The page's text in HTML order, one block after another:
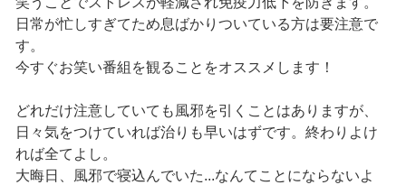
日常が忙しすぎてため息ばかりついている方は要注意で
す。
今すぐお笑い番組を観ることをオススメします！
どれだけ注意していても風邪を引くことはありますが、
日々気をつけていれば治りも早いはずです。終わりよけ
れば全てよし。
大晦日、風邪で寝込んでいた...なんてことにならないよ